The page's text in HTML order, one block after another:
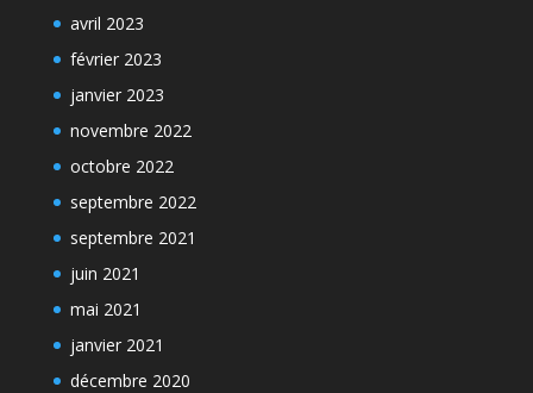
avril 2023
février 2023
janvier 2023
novembre 2022
octobre 2022
septembre 2022
septembre 2021
juin 2021
mai 2021
janvier 2021
décembre 2020